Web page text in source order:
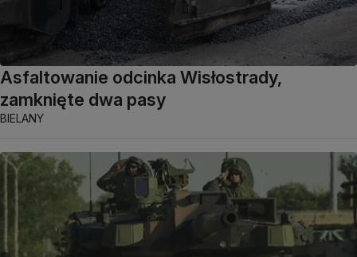
Asfaltowanie odcinka Wisłostrady,
zamknięte dwa pasy
BIELANY